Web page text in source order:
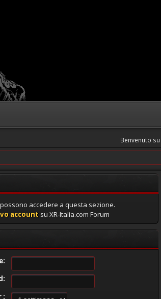
Benvenuto su
accedere a questa sezione.
account su XR-Italia.com Forum
: